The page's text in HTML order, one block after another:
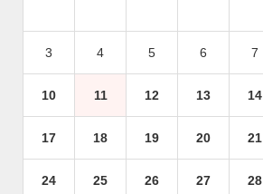
3 4 5 6 7
10 11 12 13 14
17 18 19 20 21
24 25 26 27 28